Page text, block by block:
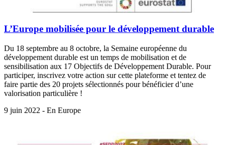
L’Europe mobilisée pour le développement durable
Du 18 septembre au 8 octobre, la Semaine européenne du
développement durable est un temps de mobilisation et de
sensibilisation aux 17 Objectifs de Développement Durable. Pour
participer, inscrivez votre action sur cette plateforme et tentez de
faire partie des 20 projets sélectionnés pour bénéficier d’une
valorisation particulière !
9 juin 2022 - En Europe